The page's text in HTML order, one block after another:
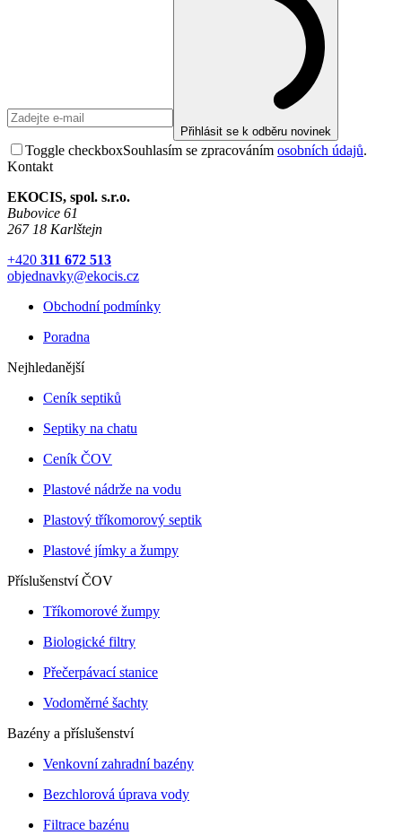
Přihlásit se k odběru novinek
Toggle checkboxSouhlasím se zpracováním osobních údajů.
Kontakt
EKOCIS, spol. s.r.o.
Bubovice 61
267 18 Karlštejn
+420 311 672 513
objednavky@ekocis.cz
Obchodní podmínky
Poradna
Nejhledanější
Ceník septiků
Septiky na chatu
Ceník ČOV
Plastové nádrže na vodu
Plastový tříkomorový septik
Plastové jímky a žumpy
Příslušenství ČOV
Tříkomorové žumpy
Biologické filtry
Přečerpávací stanice
Vodoměrné šachty
Bazény a příslušenství
Venkovní zahradní bazény
Bezchlorová úprava vody
Filtrace bazénu